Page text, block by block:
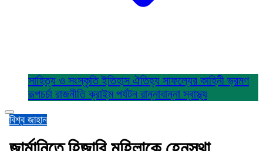
সাহিত্য ও সংস্কৃতিইতিহাস ঐতিহ্য সাফল্যের কাহিনীভ্রমণ
রূপচর্চা রাজনীতিক্রাইম পর্যটন রান্নাবান্নাস্বাস্থ্য
বিশ্ব জাহান